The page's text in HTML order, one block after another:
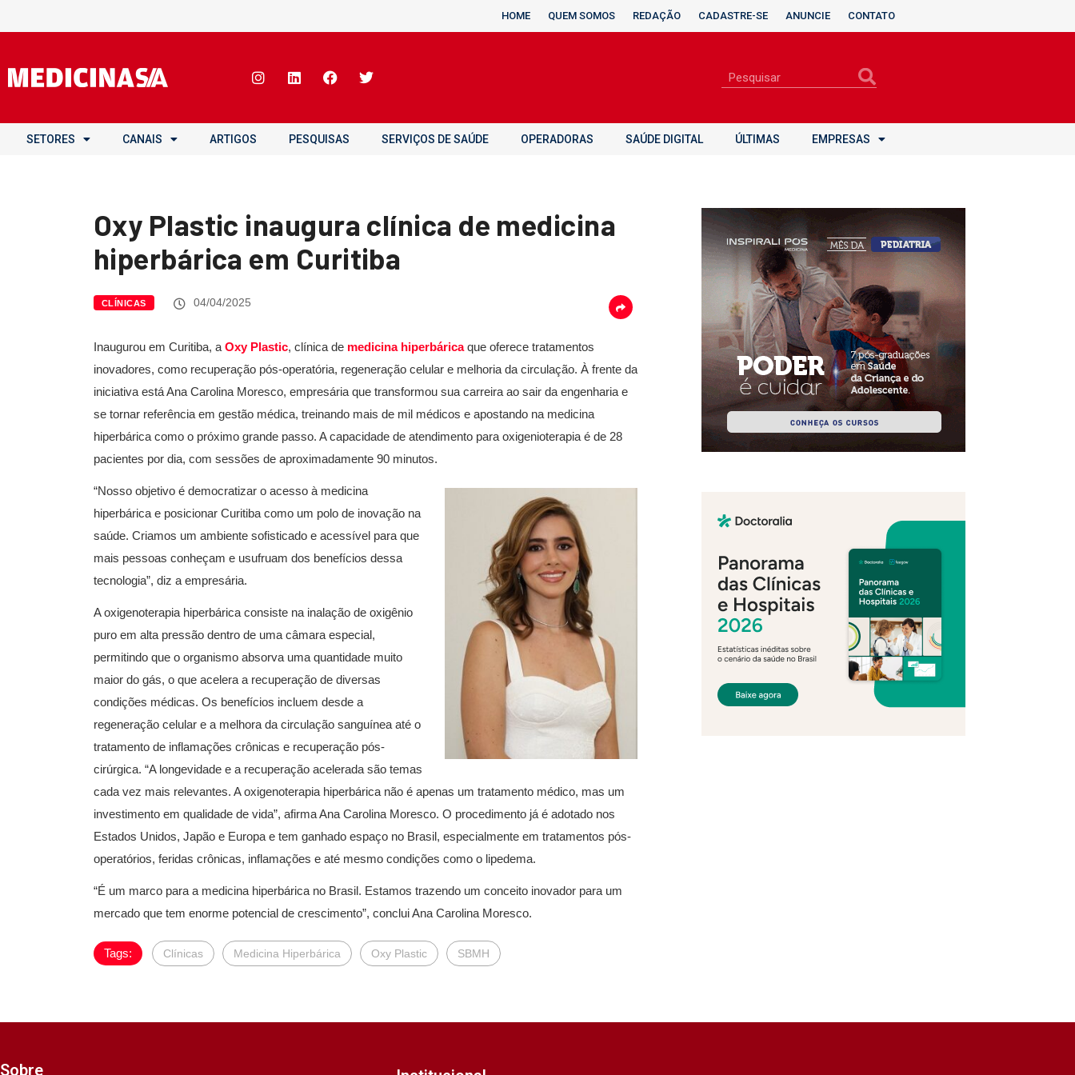
HOME QUEM SOMOS REDAÇÃO CADASTRE-SE ANUNCIE CONTATO
SETORES CANAIS ARTIGOS PESQUISAS SERVIÇOS DE SAÚDE OPERADORAS SAÚDE DIGITAL ÚLTIMAS EMPRESAS
Oxy Plastic inaugura clínica de medicina
hiperbárica em Curitiba
CLÍNICAS 04/04/2025
Inaugurou em Curitiba, a Oxy Plastic, clínica de medicina hiperbáricaque oferece tratamentos
inovadores, como recuperação pós-operatória, regeneração celular e melhoria da circulação. À frente da
iniciativa está Ana Carolina Moresco, empresária que transformou sua carreira ao sair da engenharia e
se tornar referência em gestão médica, treinando mais de mil médicos e apostando na medicina
hiperbárica como o próximo grande passo. A capacidade de atendimento para oxigenioterapia é de 28
pacientes por dia, com sessões de aproximadamente 90 minutos.
“Nosso objetivo é democratizar o acesso à medicina
hiperbárica e posicionar Curitiba como um polo de inovação na
saúde. Criamos um ambiente sofisticado e acessível para que
mais pessoas conheçam e usufruam dos benefícios dessa
tecnologia”, diz a empresária.
A oxigenoterapia hiperbárica consiste na inalação de oxigênio
puro em alta pressão dentro de uma câmara especial,
permitindo que o organismo absorva uma quantidade muito
maior do gás, o que acelera a recuperação de diversas
condições médicas. Os benefícios incluem desde a
regeneração celular e a melhora da circulação sanguínea até o
tratamento de inflamações crônicas e recuperação pós-
cirúrgica. “A longevidade e a recuperação acelerada são temas
cada vez mais relevantes. A oxigenoterapia hiperbárica não é apenas um tratamento médico, mas um
investimento em qualidade de vida”, afirma Ana Carolina Moresco. O procedimento já é adotado nos
Estados Unidos, Japão e Europa e tem ganhado espaço no Brasil, especialmente em tratamentos pós-
operatórios, feridas crônicas, inflamações e até mesmo condições como o lipedema.
“É um marco para a medicina hiperbárica no Brasil. Estamos trazendo um conceito inovador para um
mercado que tem enorme potencial de crescimento”, conclui Ana Carolina Moresco.
Tags: Clínicas Medicina Hiperbárica Oxy Plastic SBMH
Sobre